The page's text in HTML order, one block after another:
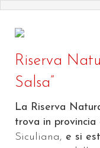
Riserva
Salsa”
La Riserva
trova in
Siculiana, e si